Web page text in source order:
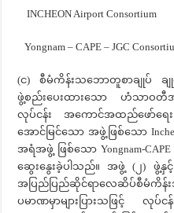
INCHEON Airport
Yongnam – CAPE – JGC
(င) စီမံကိန်းသဘောတူစာချုပ် ချု
ဖွဲ့စည်းပေးထားသော ဟံသာဝတီ
လုပ်ငန်း အကောင်အထည်ဖော်ရေ
အောင်မြင်သော အဖွဲ့ဖြစ်သော
အရံအဖွဲ့ ဖြစ်သော Yongnam-
ဆွေးနွေးခဲ့ပါသည်။ အဖွဲ့ (၂) ဖွဲ့
အပြည်ပြည်ဆိုင်ရာလေဆိပ်စီမံကိန်း
ပမာဏမှာများပြားသဖြင့် လု